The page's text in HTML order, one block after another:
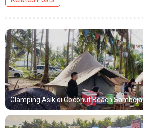
Glamping Asik di Coconut Beach Samboja